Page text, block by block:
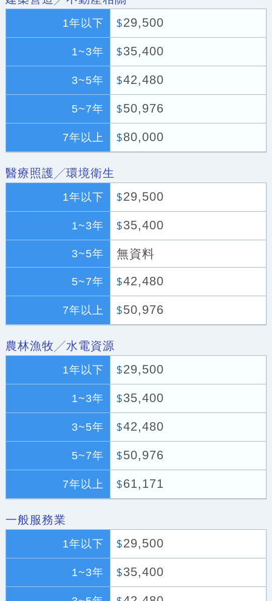
1年以下 $29,500
1~3年 $35,400
3~5年 $42,480
5~7年 $50,976
7年以上 $80,000
醫療照護╱環境衛生
1年以下 $29,500
1~3年 $35,400
3~5年 無資料
5~7年 $42,480
7年以上 $50,976
農林漁牧╱水電資源
1年以下 $29,500
1~3年 $35,400
3~5年 $42,480
5~7年 $50,976
7年以上 $61,171
一般服務業
1年以下 $29,500
1~3年 $35,400